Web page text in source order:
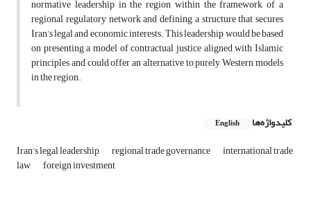
normative leadership in the region within the framework of a
regional regulatory network and defining a structure that secures
Iran’s legal and economic interests. This leadership would be based
on presenting a model of contractual justice aligned with Islamic
principles and could offer an alternative to purely Western models
in the region.
کلیدواژه‌ها English
Iran’s legal leadership regional trade governance international trade
law foreign investment